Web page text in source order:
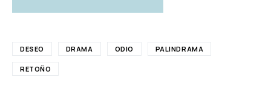
DESEO DRAMA ODIO PALINDRAMA
RETOÑO